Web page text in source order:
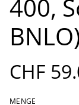
400,
CHF
MENGE